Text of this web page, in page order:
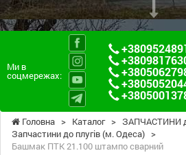
Ми в
соцмережах:
Головна > Каталог > ЗАПЧАСТИНИ
Запчастини до плугів (м. Одеса) >
Башмак ПТК 21.100 штампо сварний